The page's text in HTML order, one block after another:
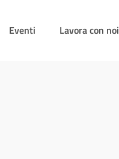
Eventi Lavora con noi